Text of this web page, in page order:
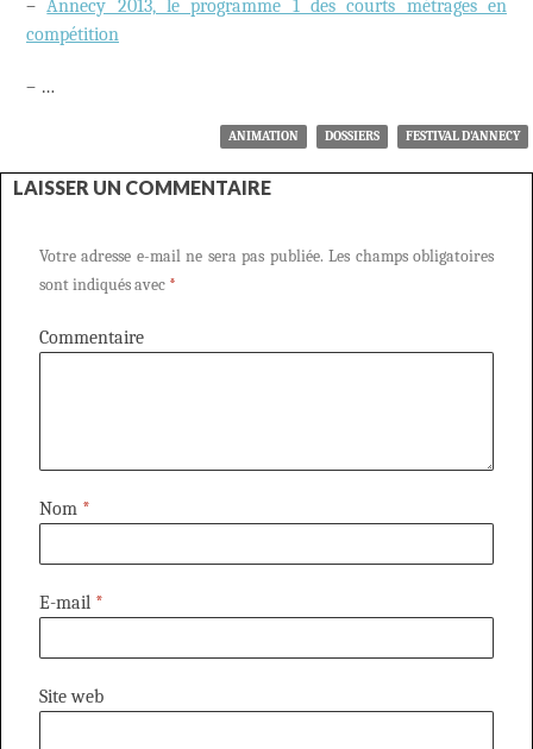
–Annecy 2013, le programme 1 des courts métrages en
compétition
– …
ANIMATION DOSSIERS FESTIVAL D'ANNECY
LAISSER UN COMMENTAIRE
Votre adresse e-mail ne sera pas publiée. Les champs obligatoires
sont indiqués avec *
Commentaire
Nom *
E-mail *
Site web